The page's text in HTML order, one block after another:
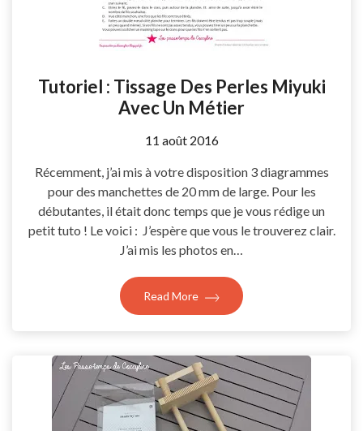
Tutoriel : Tissage Des Perles Miyuki
Avec Un Métier
by
11 août 2016
Récemment, j’ai mis à votre disposition 3 diagrammes
pour des manchettes de 20 mm de large. Pour les
débutantes, il était donc temps que je vous rédige un
petit tuto ! Le voici : J’espère que vous le trouverez clair.
J’ai mis les photos en…
Read More